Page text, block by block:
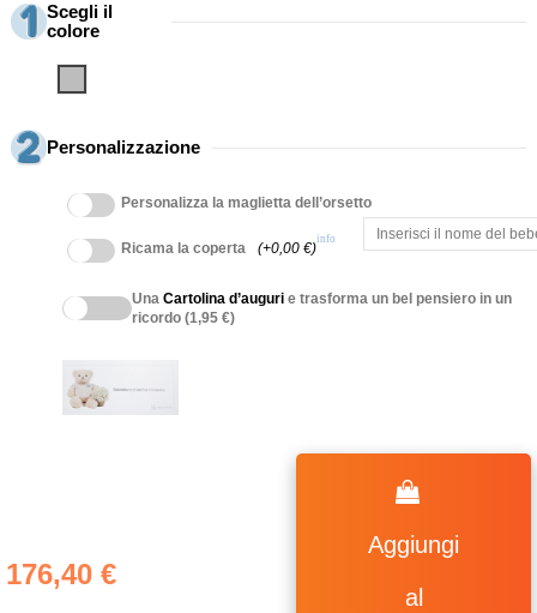
Scegli il
colore
Personalizzazione
Personalizza la maglietta dell’orsetto
Ricama la coperta (+0,00 €)
info
UnaCartolina d’auguri e trasforma un bel pensiero in un
ricordo (1,95 €)
176,40 €
Aggiungi
al